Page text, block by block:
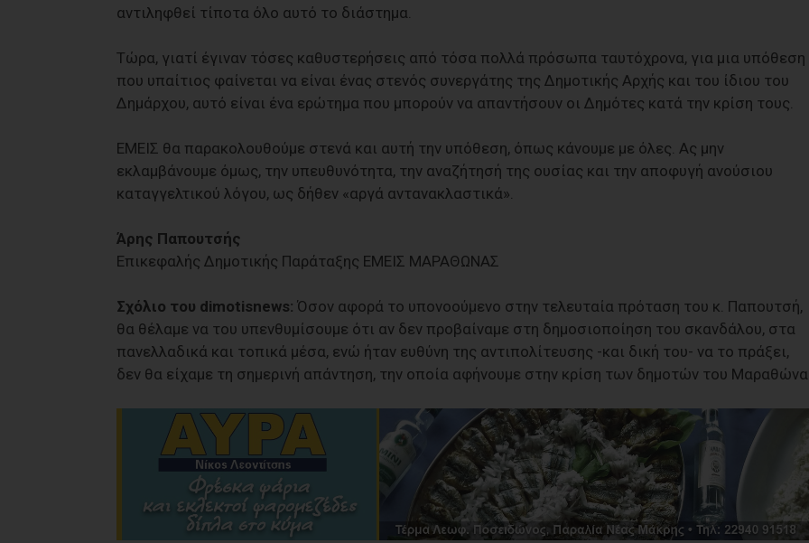
αντιληφθεί τίποτα όλο αυτό το διάστημα.
Τώρα, γιατί έγιναν τόσες καθυστερήσεις από τόσα πολλά πρόσωπα ταυτόχρονα, για μια υπόθεση
που υπαίτιος φαίνεται να είναι ένας στενός συνεργάτης της Δημοτικής Αρχής και του ίδιου του
Δημάρχου, αυτό είναι ένα ερώτημα που μπορούν να απαντήσουν οι Δημότες κατά την κρίση τους.
ΕΜΕΙΣ θα παρακολουθούμε στενά και αυτή την υπόθεση, όπως κάνουμε με όλες. Ας μην
εκλαμβάνουμε όμως, την υπευθυνότητα, την αναζήτησή της ουσίας και την αποφυγή ανούσιου
καταγγελτικού λόγου, ως δήθεν «αργά αντανακλαστικά».
Άρης Παπουτσής
Επικεφαλής Δημοτικής Παράταξης ΕΜΕΙΣ ΜΑΡΑΘΩΝΑΣ
Σχόλιο του dimotisnews: Όσον αφορά το υπονοούμενο στην τελευταία πρόταση του κ. Παπουτσή,
θα θέλαμε να του υπενθυμίσουμε ότι αν δεν προβαίναμε στη δημοσιοποίηση του σκανδάλου, στα
πανελλαδικά και τοπικά μέσα, ενώ ήταν ευθύνη της αντιπολίτευσης -και δική του- να το πράξει,
δεν θα είχαμε τη σημερινή απάντηση, την οποία αφήνουμε στην κρίση των δημοτών του